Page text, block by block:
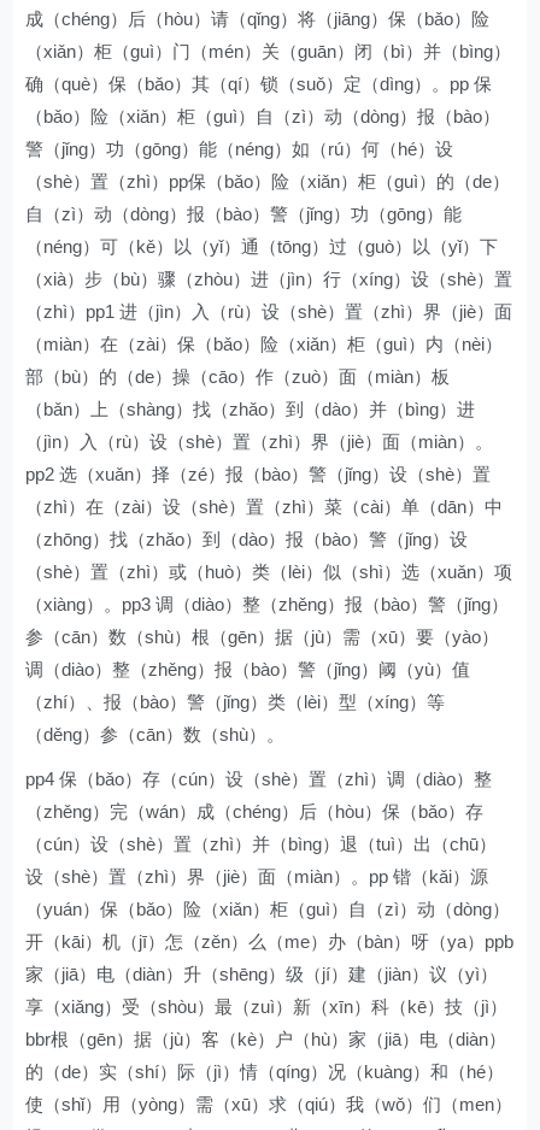
成（chéng）后（hòu）请（qǐng）将（jiāng）保（bǎo）险
（xiǎn）柜（guì）门（mén）关（guān）闭（bì）并（bìng）
确（què）保（bǎo）其（qí）锁（suǒ）定（dìng）。pp 保
（bǎo）险（xiǎn）柜（guì）自（zì）动（dòng）报（bào）
警（jǐng）功（gōng）能（néng）如（rú）何（hé）设
（shè）置（zhì）pp保（bǎo）险（xiǎn）柜（guì）的（de）
自（zì）动（dòng）报（bào）警（jǐng）功（gōng）能
（néng）可（kě）以（yǐ）通（tōng）过（guò）以（yǐ）下
（xià）步（bù）骤（zhòu）进（jìn）行（xíng）设（shè）置
（zhì）pp1 进（jìn）入（rù）设（shè）置（zhì）界（jiè）面
（miàn）在（zài）保（bǎo）险（xiǎn）柜（guì）内（nèi）
部（bù）的（de）操（cāo）作（zuò）面（miàn）板
（bǎn）上（shàng）找（zhǎo）到（dào）并（bìng）进
（jìn）入（rù）设（shè）置（zhì）界（jiè）面（miàn）。
pp2 选（xuǎn）择（zé）报（bào）警（jǐng）设（shè）置
（zhì）在（zài）设（shè）置（zhì）菜（cài）单（dān）中
（zhōng）找（zhǎo）到（dào）报（bào）警（jǐng）设
（shè）置（zhì）或（huò）类（lèi）似（shì）选（xuǎn）项
（xiàng）。pp3 调（diào）整（zhěng）报（bào）警（jǐng）
参（cān）数（shù）根（gēn）据（jù）需（xū）要（yào）
调（diào）整（zhěng）报（bào）警（jǐng）阈（yù）值
（zhí）、报（bào）警（jǐng）类（lèi）型（xíng）等
（děng）参（cān）数（shù）。
pp4 保（bǎo）存（cún）设（shè）置（zhì）调（diào）整
（zhěng）完（wán）成（chéng）后（hòu）保（bǎo）存
（cún）设（shè）置（zhì）并（bìng）退（tuì）出（chū）
设（shè）置（zhì）界（jiè）面（miàn）。pp 锴（kǎi）源
（yuán）保（bǎo）险（xiǎn）柜（guì）自（zì）动（dòng）
开（kāi）机（jī）怎（zěn）么（me）办（bàn）呀（ya）ppb
家（jiā）电（diàn）升（shēng）级（jí）建（jiàn）议（yì）
享（xiǎng）受（shòu）最（zuì）新（xīn）科（kē）技（jì）
bbr根（gēn）据（jù）客（kè）户（hù）家（jiā）电（diàn）
的（de）实（shí）际（jì）情（qíng）况（kuàng）和（hé）
使（shǐ）用（yòng）需（xū）求（qiú）我（wǒ）们（men）